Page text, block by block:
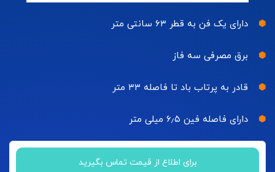
دارای یک فن به قطر ۶۳ سانتی متر
برق مصرفی سه فاز
قادر به پرتاب باد تا فاصله ۳۳ متر
دارای فاصله فین ۶٫۵ میلی متر
برای اطلاع از قیمت تماس بگیرید